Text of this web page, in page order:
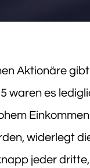
Aktionäre
waren es
widerlegt
jeder